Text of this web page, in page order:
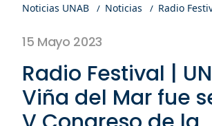
Noticias UNAB Noticias Radio Festival | UNAB Viña del Mar fue
15 Mayo 2023
Radio Festival |
Viña del Mar fue